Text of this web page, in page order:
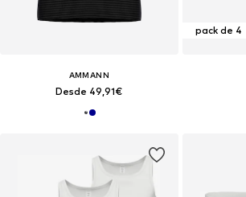
AMMANN
Desde 49,91€
pack de 4